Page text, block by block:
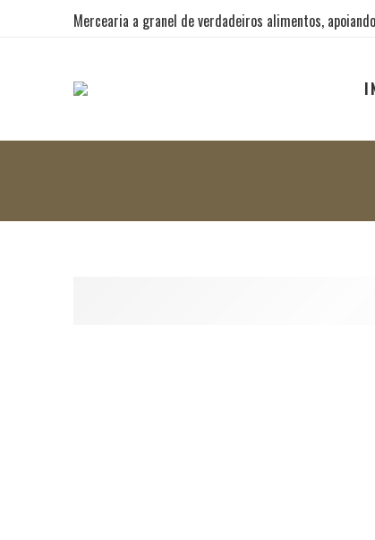
Mercearia a granel de verdadeiros alimentos,